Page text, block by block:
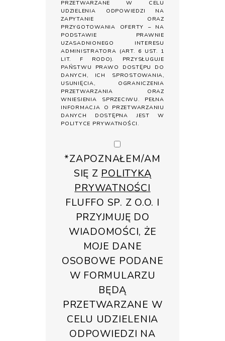
PRZETWARZANE W CELU
UDZIELENIA ODPOWIEDZI NA
ZAPYTANIE ORAZ
PRZYGOTOWANIA OFERTY – NA
PODSTAWIE PRAWNIE
UZASADNIONEGO INTERESU
ADMINISTRATORA (ART. 6 UST. 1
LIT. F RODO). PRZYSŁUGUJE
PAŃSTWU PRAWO DOSTĘPU DO
DANYCH, ICH SPROSTOWANIA,
USUNIĘCIA, OGRANICZENIA
PRZETWARZANIA ORAZ
WNIESIENIA SPRZECIWU. PEŁNA
INFORMACJA O PRZETWARZANIU
DANYCH DOSTĘPNA JEST W
POLITYCE PRYWATNOŚCI.
*ZAPOZNAŁEM/AM
SIĘ Z POLITYKĄ
PRYWATNOŚCI
FLUFFO SP. Z O.O. I
PRZYJMUJĘ DO
WIADOMOŚCI, ŻE
MOJE DANE
OSOBOWE PODANE
W FORMULARZU
BĘDĄ
PRZETWARZANE W
CELU UDZIELENIA
ODPOWIEDZI NA